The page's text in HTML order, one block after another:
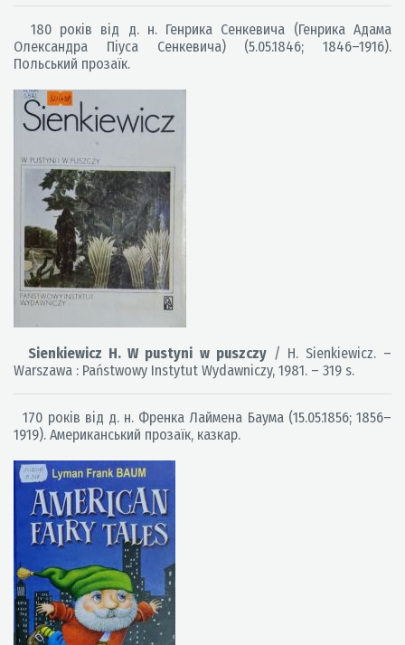
180 років від д. н. Генрика Сенкевича (Генрика Адама
Олександра Піуса Сенкевича) (5.05.1846; 1846–1916).
Польський прозаїк.
Sienkiewicz H. W pustyni w puszczy/ H. Sienkiewicz. –
Warszawa : Państwowy Instytut Wydawniczy, 1981. – 319 s.
170 років від д. н. Френка Лаймена Баума (15.05.1856; 1856–
1919). Американський прозаїк, казкар.